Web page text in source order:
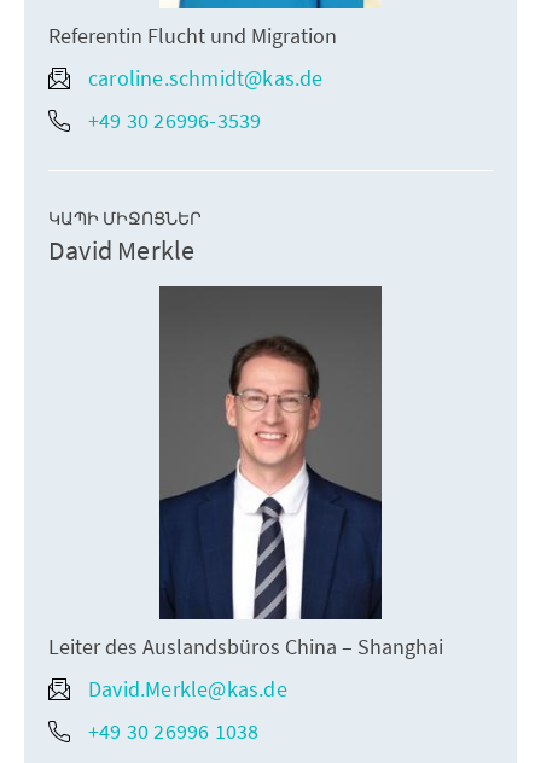
Referentin Flucht und Migration
caroline.schmidt@kas.de
+49 30 26996-3539
ԿԱՊԻ ՄԻՋՈՑՆԵՐ
David Merkle
Leiter des Auslandsbüros China – Shanghai
David.Merkle@kas.de
+49 30 26996 1038